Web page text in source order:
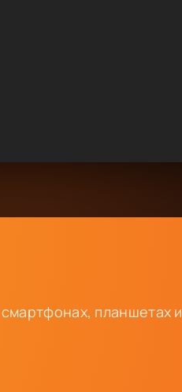
планшетах и